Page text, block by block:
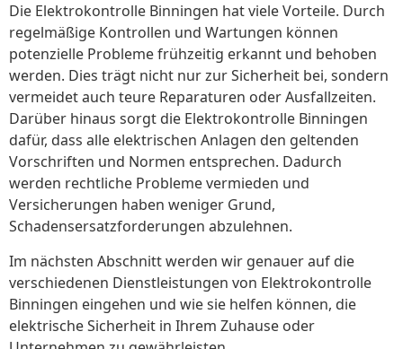
Die Elektrokontrolle Binningen hat viele Vorteile. Durch
regelmäßige Kontrollen und Wartungen können
potenzielle Probleme frühzeitig erkannt und behoben
werden. Dies trägt nicht nur zur Sicherheit bei, sondern
vermeidet auch teure Reparaturen oder Ausfallzeiten.
Darüber hinaus sorgt die Elektrokontrolle Binningen
dafür, dass alle elektrischen Anlagen den geltenden
Vorschriften und Normen entsprechen. Dadurch
werden rechtliche Probleme vermieden und
Versicherungen haben weniger Grund,
Schadensersatzforderungen abzulehnen.
Im nächsten Abschnitt werden wir genauer auf die
verschiedenen Dienstleistungen von Elektrokontrolle
Binningen eingehen und wie sie helfen können, die
elektrische Sicherheit in Ihrem Zuhause oder